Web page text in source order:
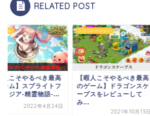
RELATED POST
ーム
人こそやるべき最高
ーム】スプライトフ
タジア-精霊物語-...
2022年4月24日
シュミレーション
【暇人こそやるべき最高
のゲーム】ドラゴンスケ
ープスをレビューして
み...
2021年10月13日